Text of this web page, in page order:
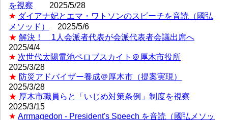
を視察
2025/5/28
★ ダイアナ妃とエマ・ワトソンのスピーチを音読（國弘
メソッド）
2025/5/6
★ 解決！ 1人会派者代表が会派代表者会議出席へ
2025/4/4
★ 次世代太陽電池ペロブスカイト＠厚木市役所
2025/3/28
★ 防災アドバイザー養成＠厚木市（提案実現）
2025/3/28
★ 厚木市職員らと「いじめ対策条例」制度を視察
2025/3/15
★ Arrmagedon - President's Speech を音読（國弘メソッ